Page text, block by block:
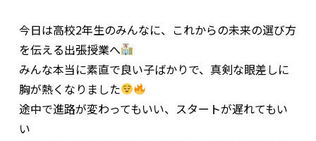
今日は高校2年生のみんなに、これからの未来の選び方
を伝える出張授業へ
みんな本当に素直で良い子ばかりで、真剣な眼差しに
胸が熱くなりました
途中で進路が変わってもいい、スタートが遅れてもい
い